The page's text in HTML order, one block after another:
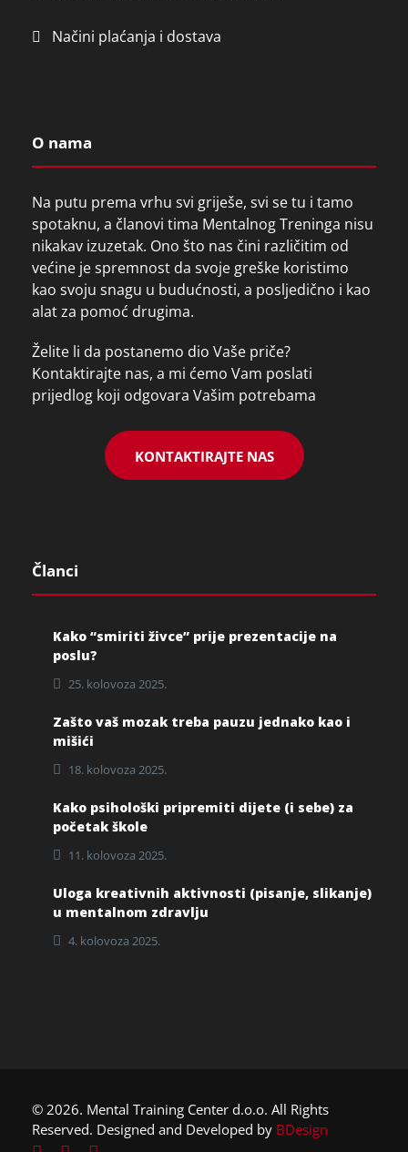
Načini plaćanja i dostava
O nama
Na putu prema vrhu svi griješe, svi se tu i tamo
spotaknu, a članovi tima Mentalnog Treninga nisu
nikakav izuzetak. Ono što nas čini različitim od
većine je spremnost da svoje greške koristimo
kao svoju snagu u budućnosti, a posljedično i kao
alat za pomoć drugima.
Želite li da postanemo dio Vaše priče?
Kontaktirajte nas, a mi ćemo Vam poslati
prijedlog koji odgovara Vašim potrebama
KONTAKTIRAJTE NAS
Članci
Kako “smiriti živce” prije prezentacije na
poslu?
25. kolovoza 2025.
Zašto vaš mozak treba pauzu jednako kao i
mišići
18. kolovoza 2025.
Kako psihološki pripremiti dijete (i sebe) za
početak škole
11. kolovoza 2025.
Uloga kreativnih aktivnosti (pisanje, slikanje)
u mentalnom zdravlju
4. kolovoza 2025.
© 2026. Mental Training Center d.o.o. All Rights
Reserved. Designed and Developed by BDesign